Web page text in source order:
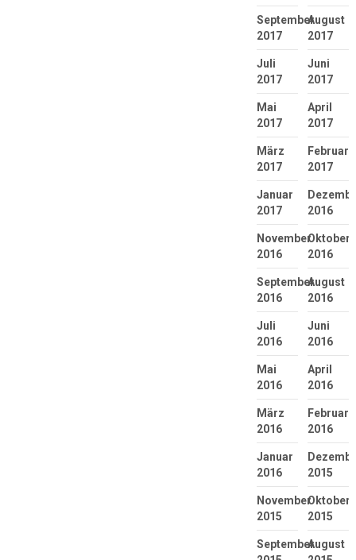
September
2017
August
2017
Juli
2017
Juni
2017
Mai
2017
April
2017
März
2017
Februar
2017
Januar
2017
2016
November
2016
Oktober
2016
September
2016
August
2016
Juli
2016
Juni
2016
Mai
2016
April
2016
März
2016
Februar
2016
Januar
2016
2015
November
2015
Oktober
2015
SeptemberAugust